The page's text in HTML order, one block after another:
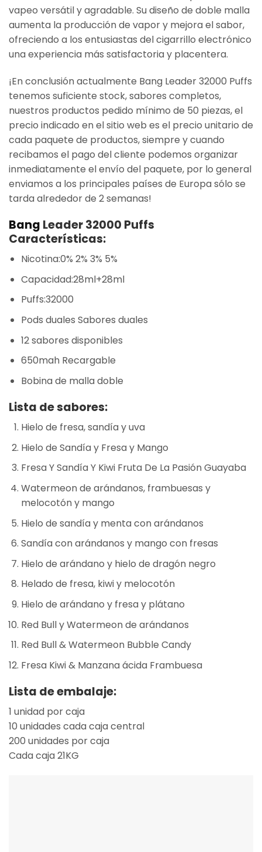
vapeo versátil y agradable. Su diseño de doble malla
aumenta la producción de vapor y mejora el sabor,
ofreciendo a los entusiastas del cigarrillo electrónico
una experiencia más satisfactoria y placentera.
¡En conclusión actualmente Bang Leader 32000 Puffs
tenemos suficiente stock, sabores completos,
nuestros productos pedido mínimo de 50 piezas, el
precio indicado en el sitio web es el precio unitario de
cada paquete de productos, siempre y cuando
recibamos el pago del cliente podemos organizar
inmediatamente el envío del paquete, por lo general
enviamos a los principales países de Europa sólo se
tarda alrededor de 2 semanas!
Bang Leader 32000 Puffs
Características:
Nicotina:0% 2% 3% 5%
Capacidad:28ml+28ml
Puffs:32000
Pods duales Sabores duales
12 sabores disponibles
650mah Recargable
Bobina de malla doble
Lista de sabores:
Hielo de fresa, sandía y uva
Hielo de Sandía y Fresa y Mango
Fresa Y Sandía Y Kiwi Fruta De La Pasión Guayaba
Watermeon de arándanos, frambuesas y
melocotón y mango
Hielo de sandía y menta con arándanos
Sandía con arándanos y mango con fresas
Hielo de arándano y hielo de dragón negro
Helado de fresa, kiwi y melocotón
Hielo de arándano y fresa y plátano
Red Bull y Watermeon de arándanos
Red Bull & Watermeon Bubble Candy
Fresa Kiwi & Manzana ácida Frambuesa
Lista de embalaje:
1 unidad por caja
10 unidades cada caja central
200 unidades por caja
Cada caja 21KG